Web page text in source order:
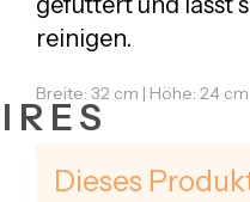
reinigen.
Breite: 32 cm | Höhe: 24 cm
Dieses